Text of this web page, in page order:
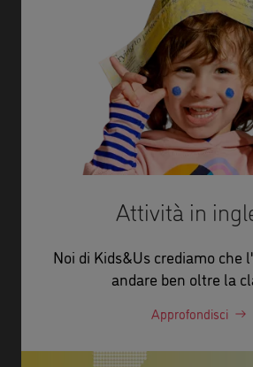
Attività in
Noi di Kids&Us crediamo che
andare ben oltre la
Approfondisci